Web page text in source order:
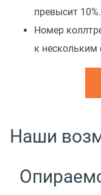
превысит 10%.
Номер
к нескольким
Наши